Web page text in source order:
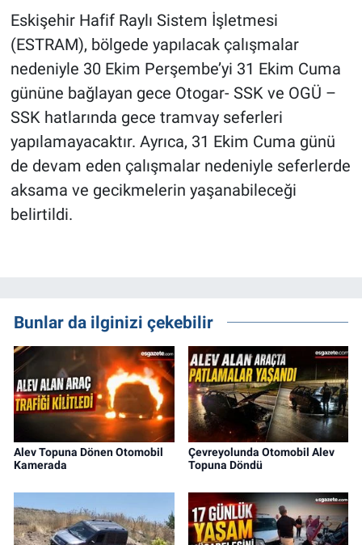
Eskişehir Hafif Raylı Sistem İşletmesi
(ESTRAM), bölgede yapılacak çalışmalar
nedeniyle 30 Ekim Perşembe’yi 31 Ekim Cuma
gününe bağlayan gece Otogar- SSK ve OGÜ –
SSK hatlarında gece tramvay seferleri
yapılamayacaktır. Ayrıca, 31 Ekim Cuma günü
de devam eden çalışmalar nedeniyle seferlerde
aksama ve gecikmelerin yaşanabileceği
belirtildi.
Bunlar da ilginizi çekebilir
Alev Topuna Dönen Otomobil
Kamerada
Çevreyolunda Otomobil Alev
Topuna Döndü